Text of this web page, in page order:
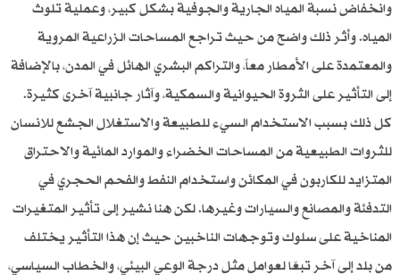
وانخفاض نسبة المياه الجارية والجوفية بشكل كبير، وعملية تلوث
المياه. وأثر ذلك واضح من حيث تراجع المساحات الزراعية المروية
والمعتمدة على الأمطار معاً، والتراكم البشري الهائل في المدن، بالإضافة
إلى التأثير على الثروة الحيوانية والسمكية، وآثار جانبية آخرى كثيرة.
كل ذلك بسبب الاستخدام السيء للطبيعة والاستغلال الجشع للانسان
للثروات الطبيعية من المساحات الخضراء والموارد المائية والاحتراق
المتزايد للكاربون في المكائن واستخدام النفط والفحم الحجري في
التدفئة والمصانع والسيارات وغيرها. لكن هنا نشير إلى تأثير المتغيرات
المناخية على سلوك وتوجهات الناخبين حيث إن هذا التأثير يختلف
من بلد إلى آخر تبعًا لعوامل مثل درجة الوعي البيئي، والخطاب السياسي،